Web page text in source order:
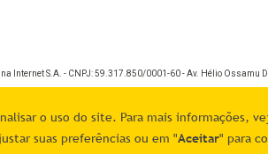
o uso do site. Para mais informações,
suas preferências ou em "Aceitar" para
Internet S.A. - CNPJ: 59.317.850/0001-60 - Av. Hélio